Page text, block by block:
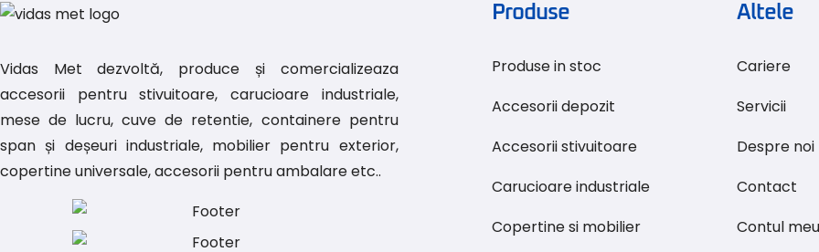
Vidas Met dezvoltă, produce și comercializeaza
accesorii pentru stivuitoare, carucioare industriale,
mese de lucru, cuve de retentie, containere pentru
span și deșeuri industriale, mobilier pentru exterior,
copertine universale, accesorii pentru ambalare etc..
Produse
Produse in stoc
Accesorii depozit
Accesorii stivuitoare
Carucioare industriale
Copertine si mobilier
Altele
Cariere
Servicii
Despre noi
Contact
Contul meu